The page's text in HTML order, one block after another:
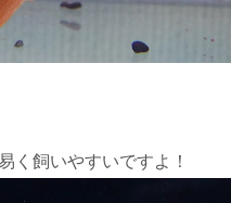
く飼いやすいですよ！